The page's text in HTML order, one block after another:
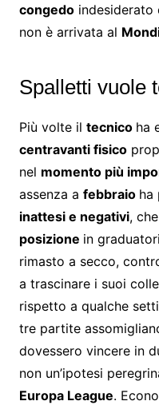
congedoindesiderato
non è arrivata al
Spalletti vuole
Più volte il tecnico ha
centravanti fisico
nel momento più
assenza a febbraio ha
inattesi e negativi,
posizione in
rimasto a secco,
a trascinare i suoi
rispetto a qualche
tre partite
dovessero vincere in
non un’ipotesi
Europa League.